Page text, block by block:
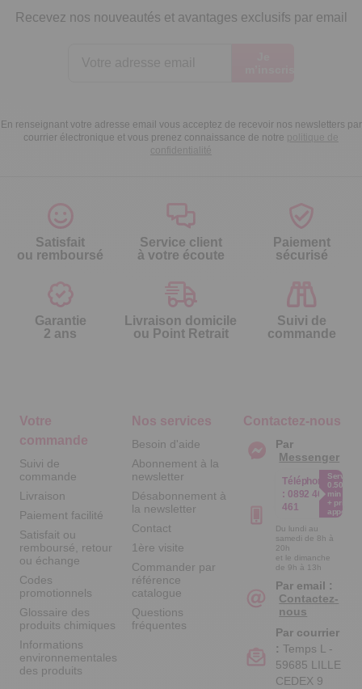
Recevez nos nouveautés et avantages exclusifs par email
En renseignant votre adresse email vous acceptez de recevoir nos newsletters par
courrier électronique et vous prenez connaissance de notre politique de
confidentialité
Satisfait
ou remboursé
Service client
à votre écoute
Paiement
sécurisé
Garantie
2 ans
Livraison domicile
ou Point Retrait
Suivi de
commande
Votre
commande
Suivi de
commande
Livraison
Paiement facilité
Satisfait ou
remboursé, retour
ou échange
Codes
promotionnels
Glossaire des
produits chimiques
Informations
environnementales
des produits
Nos services
Besoin d'aide
Abonnement à la
newsletter
Désabonnement à
la newsletter
Contact
1ère visite
Commander par
référence
catalogue
Questions
fréquentes
Contactez-nous
Par
Messenger
Téléphone
: 0892 461
461
Service
0.50€ /
min
+ prix
appel
Du lundi au
samedi de 8h à
20h
et le dimanche
de 9h à 13h
Par email :
Contactez-
nous
Par courrier
: Temps L -
59685 LILLE
CEDEX 9